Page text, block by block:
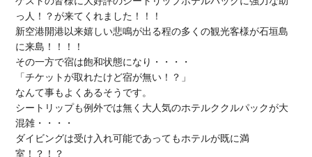
っ人！？が来てくれました！！！
新空港開港以来嬉しい悲鳴が出る程の多くの観光客様が石垣島
に来島！！！！
その一方で宿は飽和状態になり・・・・
「チケットが取れたけど宿が無い！？」
なんて事もよくあるそうです。
シートリップも例外では無く大人気のホテルククルパックが大
混雑・・・・
ダイビングは受け入れ可能であってもホテルが既に満
室！？！？